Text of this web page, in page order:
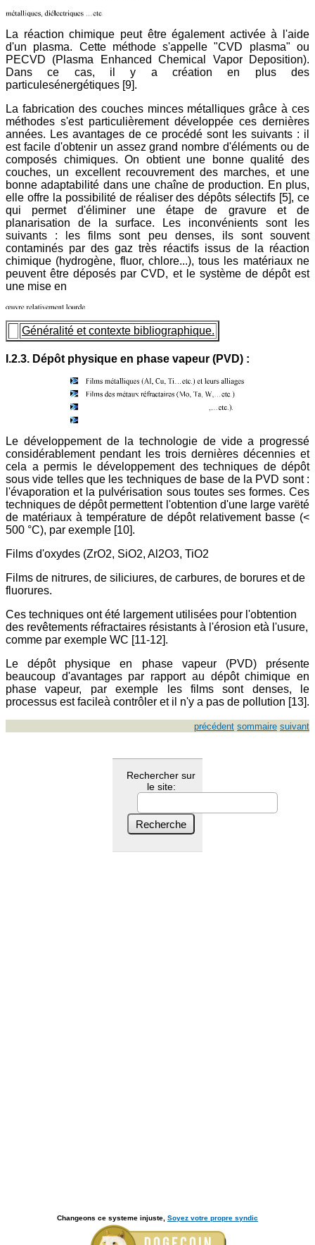
La réaction chimique peut être également activée à l'aide
d'un plasma. Cette méthode s'appelle "CVD plasma" ou
PECVD (Plasma Enhanced Chemical Vapor Deposition).
Dans ce cas, il y a création en plus des
particulesénergétiques [9].
La fabrication des couches minces métalliques grâce à ces
méthodes s'est particulièrement développée ces dernières
années. Les avantages de ce procédé sont les suivants : il
est facile d'obtenir un assez grand nombre d'éléments ou de
composés chimiques. On obtient une bonne qualité des
couches, un excellent recouvrement des marches, et une
bonne adaptabilité dans une chaîne de production. En plus,
elle offre la possibilité de réaliser des dépôts sélectifs [5], ce
qui permet d'éliminer une étape de gravure et de
planarisation de la surface. Les inconvénients sont les
suivants : les films sont peu denses, ils sont souvent
contaminés par des gaz très réactifs issus de la réaction
chimique (hydrogène, fluor, chlore...), tous les matériaux ne
peuvent être déposés par CVD, et le système de dépôt est
une mise en
Généralité et contexte bibliographique.
I.2.3. Dépôt physique en phase vapeur (PVD) :
Le développement de la technologie de vide a progressé
considérablement pendant les trois dernières décennies et
cela a permis le développement des techniques de dépôt
sous vide telles que les techniques de base de la PVD sont :
l'évaporation et la pulvérisation sous toutes ses formes. Ces
techniques de dépôt permettent l'obtention d'une large varëté
de matériaux à température de dépôt relativement basse (<
500 °C), par exemple [10].
Films d'oxydes (ZrO2, SiO2, Al2O3, TiO2
Films de nitrures, de siliciures, de carbures, de borures et de
fluorures.
Ces techniques ont été largement utilisées pour l'obtention
des revêtements réfractaires résistants à l'érosion età l'usure,
comme par exemple WC [11-12].
Le dépôt physique en phase vapeur (PVD) présente
beaucoup d'avantages par rapport au dépôt chimique en
phase vapeur, par exemple les films sont denses, le
processus est facileà contrôler et il n'y a pas de pollution [13].
précédent sommaire suivant
Rechercher sur
le site:
Changeons ce systeme injuste, Soyez votre propre syndic